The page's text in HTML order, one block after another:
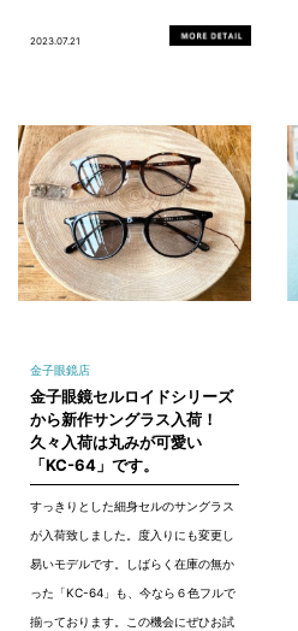
2023.07.21
金子眼鏡店
金子眼鏡セルロイドシリーズ
から新作サングラス入荷！
久々入荷は丸みが可愛い
「KC-64」です。
すっきりとした細身セルのサングラス
が入荷致しました。度入りにも変更し
易いモデルです。しばらく在庫の無か
った「KC-64」も、今なら６色フルで
揃っております。この機会にぜひお試